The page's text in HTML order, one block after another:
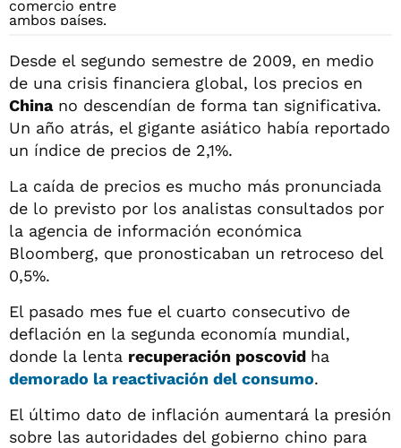
Desde el segundo semestre de 2009, en medio
de una crisis financiera global, los precios en
Chinano descendían de forma tan significativa.
Un año atrás, el gigante asiático había reportado
un índice de precios de 2,1%.
La caída de precios es mucho más pronunciada
de lo previsto por los analistas consultados por
la agencia de información económica
Bloomberg, que pronosticaban un retroceso del
0,5%.
El pasado mes fue el cuarto consecutivo de
deflación en la segunda economía mundial,
donde la lenta recuperación poscovid ha
demorado la reactivación del consumo.
El último dato de inflación aumentará la presión
sobre las autoridades del gobierno chino para